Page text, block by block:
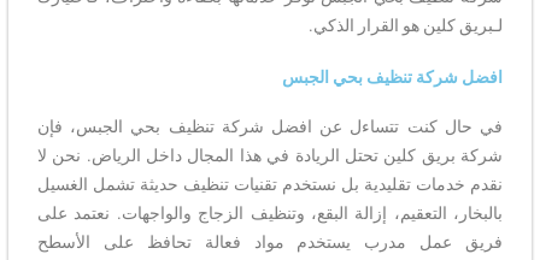
لـبريق كلين هو القرار الذكي.
افضل شركة تنظيف بحي الجبس
في حال كنت تتساءل عن افضل شركة تنظيف بحي الجبس، فإن
شركة بريق كلين تحتل الريادة في هذا المجال داخل الرياض. نحن لا
نقدم خدمات تقليدية بل نستخدم تقنيات تنظيف حديثة تشمل الغسيل
بالبخار، التعقيم، إزالة البقع، وتنظيف الزجاج والواجهات. نعتمد على
فريق عمل مدرب يستخدم مواد فعالة تحافظ على الأسطح